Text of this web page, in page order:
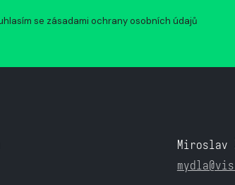
se zásadami ochrany osobních údajů
Miroslav